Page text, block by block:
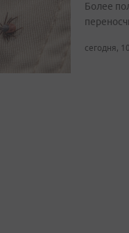
Более
сегодня,